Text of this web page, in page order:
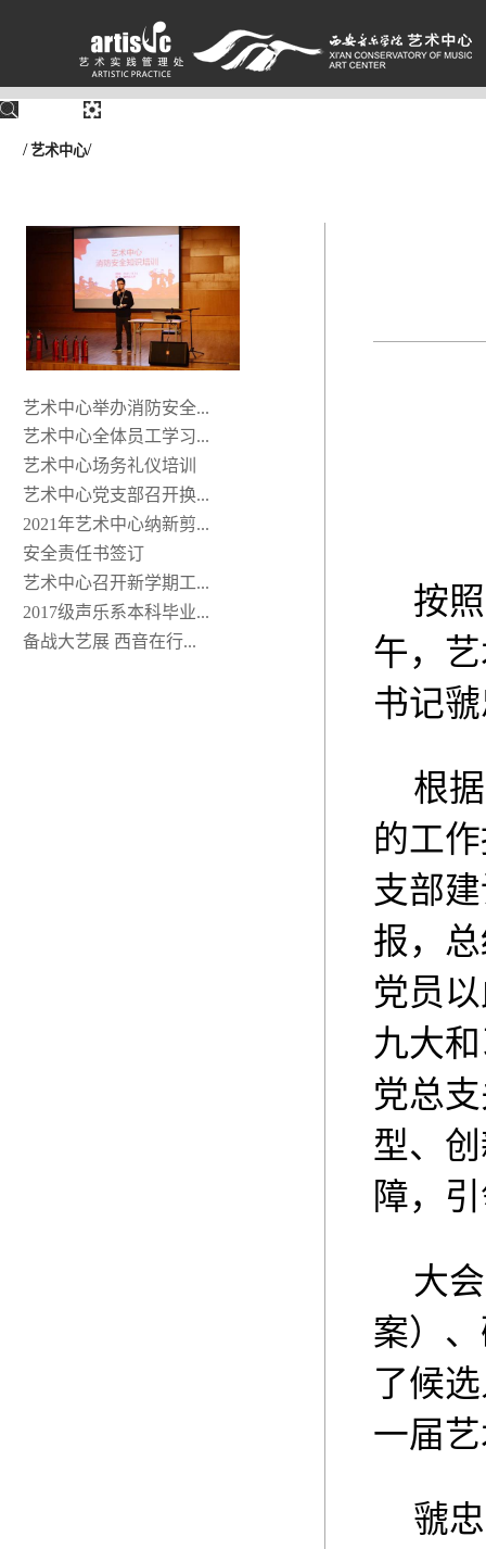
/ 艺术中心/
艺术中心举办消防安全...
艺术中心全体员工学习...
艺术中心场务礼仪培训
艺术中心党支部召开换...
2021年艺术中心纳新剪...
安全责任书签订
艺术中心召开新学期工...
2017级声乐系本科毕业...
备战大艺展 西音在行...
按
午，
书记
根
的工
支部
报，
党员
九大
党总
型、
障，
大
案）
了候
一届
虢